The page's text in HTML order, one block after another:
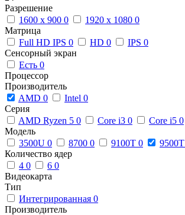
Разрешение
1600 x 900 0 1920 x 1080 0
Матрица
Full HD IPS 0 HD 0 IPS 0
Сенсорный экран
Есть 0
Процессор
Производитель
AMD 0 Intel 0
Серия
AMD Ryzen 5 0 Core i3 0 Core i5 0
Модель
3500U 0 8700 0 9100T 0 9500T
Количество ядер
4 0 6 0
Видеокарта
Тип
Интегрированная 0
Производитель